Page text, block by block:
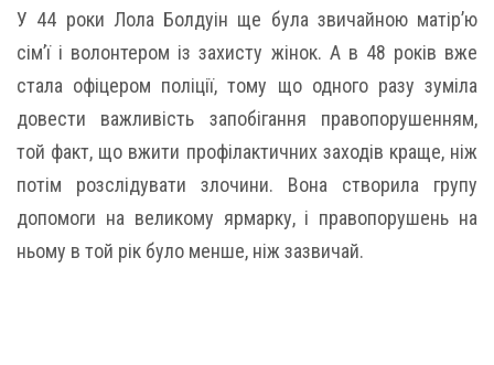
У 44 роки Лола Болдуін ще була звичайною матір’ю
сім’ї і волонтером із захисту жінок. А в 48 років вже
стала офіцером поліції, тому що одного разу зуміла
довести важливість запобігання правопорушенням,
той факт, що вжити профілактичних заходів краще, ніж
потім розслідувати злочини. Вона створила групу
допомоги на великому ярмарку, і правопорушень на
ньому в той рік було менше, ніж зазвичай.